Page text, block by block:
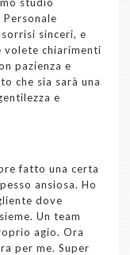
sinceri, e
volete chiarimenti
pazienza e
che sia sarà una
e
fatto una certa
ansiosa. Ho
dove
Un team
agio. Ora
per me. Super